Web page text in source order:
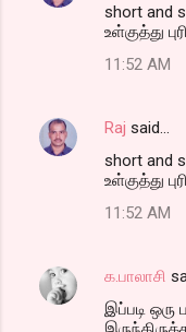
short and
உள்குத்து
11:52 AM
Raj said…
short and
உள்குத்து
11:52 AM
க.பாலாசி
இப்படி